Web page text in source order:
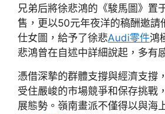
兄弟后將徐悲鴻的《駿馬圖》置
售，更以50元年夜洋的稿酬邀請
仕女圖，給予了徐悲Audi零件鴻
悲鴻曾在自述中詳細說起，多有
憑借深摯的群體支撐與經濟支撐
受住嚴峻的市場競爭和保存挑戰
展態勢。嶺南畫派不僅得以與海